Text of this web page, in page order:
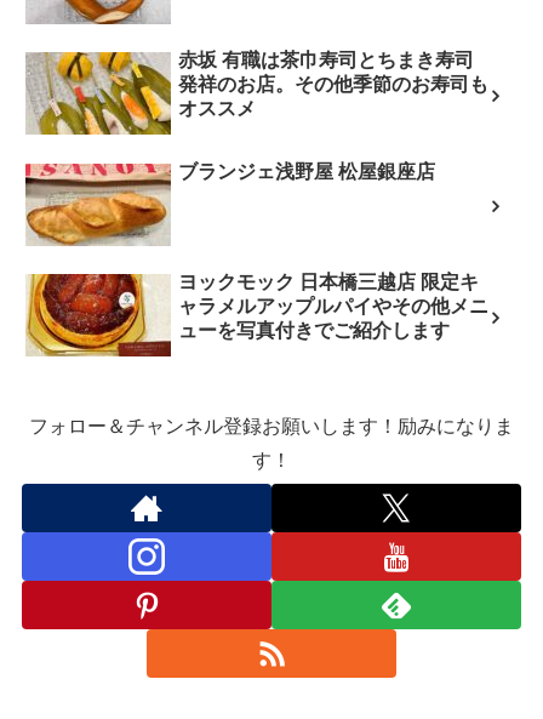
赤坂 有職は茶巾寿司とちまき寿司
発祥のお店。その他季節のお寿司も
オススメ
ブランジェ浅野屋 松屋銀座店
ヨックモック 日本橋三越店 限定キ
ャラメルアップルパイやその他メニ
ューを写真付きでご紹介します
フォロー＆チャンネル登録お願いします！励みになりま
す！